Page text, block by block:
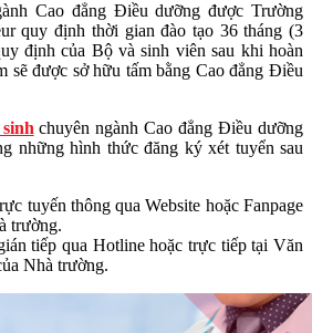
Cao đẳng Điều dưỡng được Trường
quy định thời gian đào tạo 36 tháng (3
định của Bộ và sinh viên sau khi hoàn
sẽ được sở hữu tấm bằng Cao đẳng Điều
chuyên ngành Cao đẳng Điều dưỡng
những hình thức đăng ký xét tuyển sau
tuyến thông qua Website hoặc Fanpage
trường.
tiếp qua Hotline hoặc trực tiếp tại Văn
Nhà trường.